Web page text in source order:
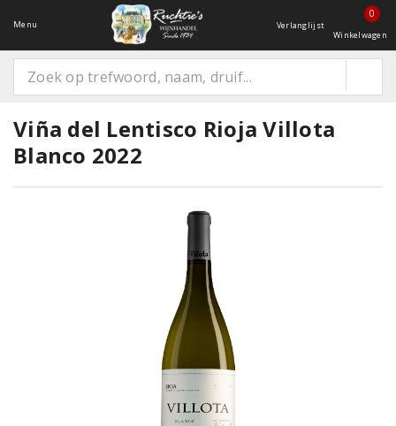
Menu Verlanglijst
0
Winkelwagen
Viña del Lentisco Rioja Villota
Blanco 2022